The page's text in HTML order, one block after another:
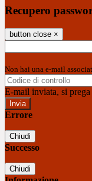
Recupero
button close ×
Non hai una e-mail
E-mail inviata, si
Errore
Chiudi
Successo
Chiudi